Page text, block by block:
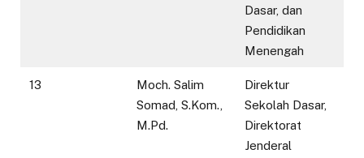
Dasar, dan
Pendidikan
Menengah
13
Moch. Salim
Somad, S.Kom.,
M.Pd.
Direktur
Sekolah Dasar,
Direktorat
Jenderal